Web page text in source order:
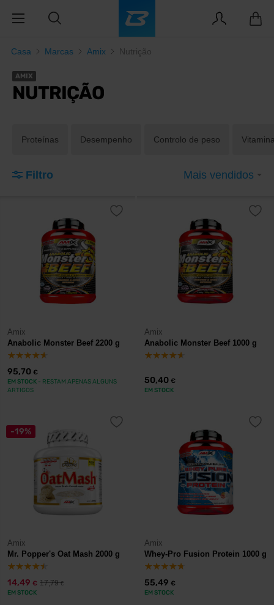
Casa Marcas Amix Nutrição
AMIX
NUTRIÇÃO
Proteínas Desempenho Controlo de peso
Filtro Mais vendidos
Amix
Anabolic Monster Beef 2200 g
95,70 €
EM STOCK - RESTAM APENAS ALGUNS
ARTIGOS
Amix
Anabolic Monster Beef 1000 g
50,40 €
EM STOCK
-19%
Amix
Mr. Popper's Oat Mash 2000 g
14,49 € 17,79€
EM STOCK
Amix
Whey-Pro Fusion Protein 1000 g
55,49 €
EM STOCK